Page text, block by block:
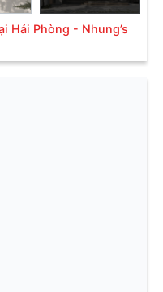
Hải Phòng - Nhung’s